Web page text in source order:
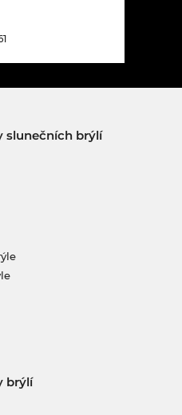
slunečních brýlí
brýlí